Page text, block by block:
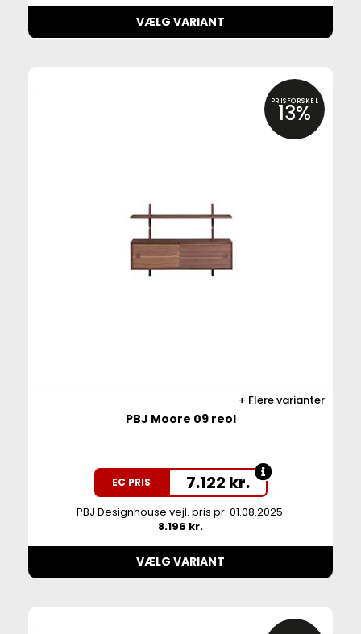
VÆLG VARIANT
PRISFORSKEL
13%
Flere varianter
PBJ Moore 09 reol
EC PRIS 7.122 kr.
PBJ Designhouse vejl. pris pr. 01.08.2025:
8.196 kr.
VÆLG VARIANT